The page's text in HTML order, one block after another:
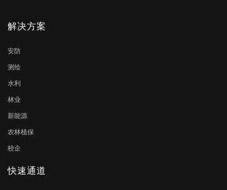
解决方案
安防
测绘
水利
林业
新能源
农林植保
校企
快速通道